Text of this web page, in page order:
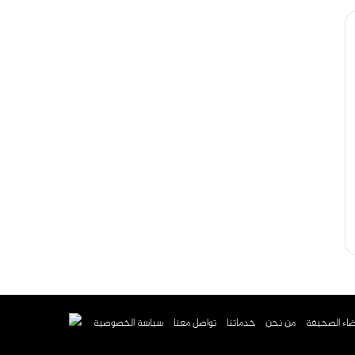
الصحيفة من نحن خدماتنا تواصل معنا سياسة الخصوصية